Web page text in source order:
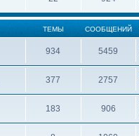
ТЕМЫ СООБЩЕНИЙ
934 5459
377 2757
183 906